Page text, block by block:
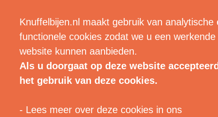
Knuffelbijen.nl maakt gebruik van analytische
functionele cookies zodat we u een werkende
website kunnen aanbieden.
Als u doorgaat op deze website
het gebruik van deze cookies.
- Lees meer over deze cookies in ons
| MENU |